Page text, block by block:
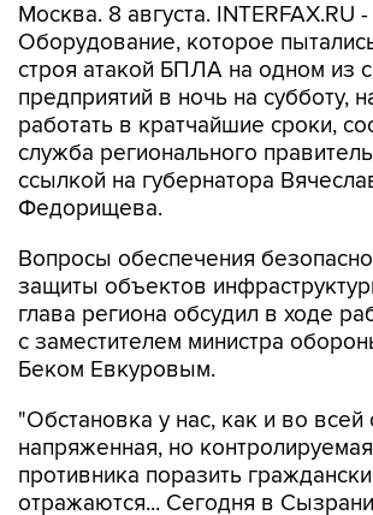
Москва. 8 августа. INTERFAX.RU -
Оборудование, которое
строя атакой БПЛА на одном из
предприятий в ночь на субботу,
работать в кратчайшие сроки,
служба регионального
ссылкой на губернатора
Федорищева.
Вопросы обеспечения
защиты объектов
глава региона обсудил в ходе
с заместителем министра
Беком Евкуровым.
"Обстановка у нас, как и во всей
напряженная, но
противника поразить
отражаются... Сегодня в